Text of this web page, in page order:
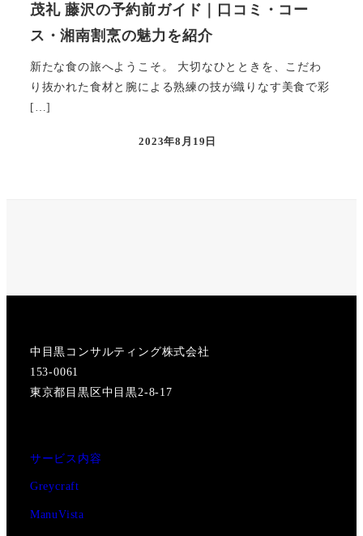
茂礼 藤沢の予約前ガイド｜口コミ・コー
ス・湘南割烹の魅力を紹介
新たな食の旅へようこそ。 大切なひとときを、こだわ
り抜かれた食材と腕による熟練の技が織りなす美食で彩
[…]
投稿日
2023年8月19日
中目黒コンサルティング株式会社
153-0061
東京都目黒区中目黒2-8-17
サービス内容
Greycraft
ManuVista